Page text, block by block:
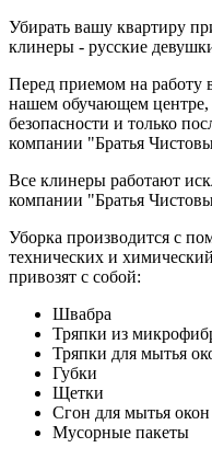
Убирать вашу квартиру
клинеры - русские
Перед приемом на работу
нашем обучающем центре,
безопасности и только
компании "Братья
Все клинеры работают
компании "Братья
Уборка производится с
технических и
привозят с собой:
Швабра
Тряпки из
Тряпки для мытья
Губки
Щетки
Сгон для мытья окон
Мусорные пакеты